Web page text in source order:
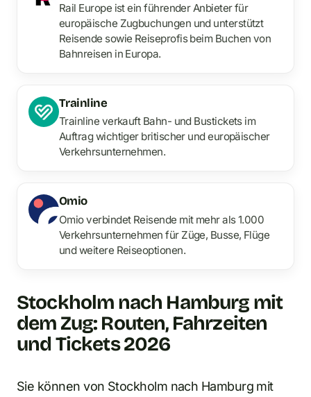
Rail Europe ist ein führender Anbieter für
europäische Zugbuchungen und unterstützt
Reisende sowie Reiseprofis beim Buchen von
Bahnreisen in Europa.
Trainline
Trainline verkauft Bahn- und Bustickets im
Auftrag wichtiger britischer und europäischer
Verkehrsunternehmen.
Omio
Omio verbindet Reisende mit mehr als 1.000
Verkehrsunternehmen für Züge, Busse, Flüge
und weitere Reiseoptionen.
Stockholm nach Hamburg mit
dem Zug: Routen, Fahrzeiten
und Tickets 2026
Sie können von Stockholm nach Hamburg mit